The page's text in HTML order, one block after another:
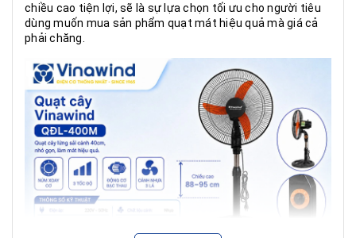
Chiều cao điều chỉnh 88-95cm
Sản xuất và phân phối
Công ty CP điện cơ
thống nhất Việt Nam
Bảo hành 12 tháng
chiều cao tiện lợi, sẽ là sự lựa chọn tối ưu cho người tiêu
dùng muốn mua sản phẩm quạt mát hiệu quả mà giá cả
phải chăng.